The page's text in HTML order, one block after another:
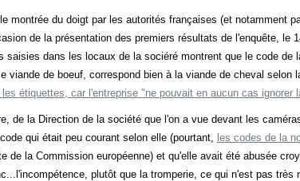
montrée du doigt par les autorités françaises (et notamment
de la présentation des premiers résultats de l'enquête, le
dans les locaux de la sociéré montrent que le code de
viande de boeuf, correspond bien à la viande de cheval selon
étiquettes, car l'entreprise "ne pouvait en aucun cas ignorer
de la Direction de la société que l'on a vue devant les
qui était peu courant selon elle (pourtant, les codes de la
de la Commission européenne) et qu'elle avait été abusée
plutôt que la tromperie, ce qui n'est pas très